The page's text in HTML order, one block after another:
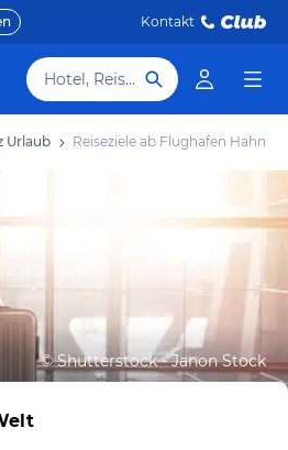
Kontakt
Hotel, Reiseziel
Urlaub Reiseziele ab Flughafen Hahn
©Shutterstock - Janon Stock